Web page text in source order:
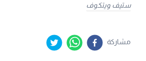
ستيف ويتكوف
مشاركة